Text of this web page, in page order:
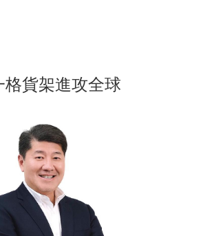
格貨架進攻全球